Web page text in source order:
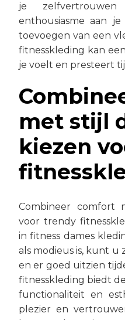
je
enthousiasme aan
toevoegen van een
fitnesskleding kan
je voelt en presteert
met stijl
kiezen
Combineer comfort
voor trendy
in fitness dames
als modieus is, kunt u
en er goed uitzien
fitnesskleding biedt
functionaliteit en
plezier en